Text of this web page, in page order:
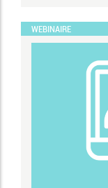
WEBINAIRE